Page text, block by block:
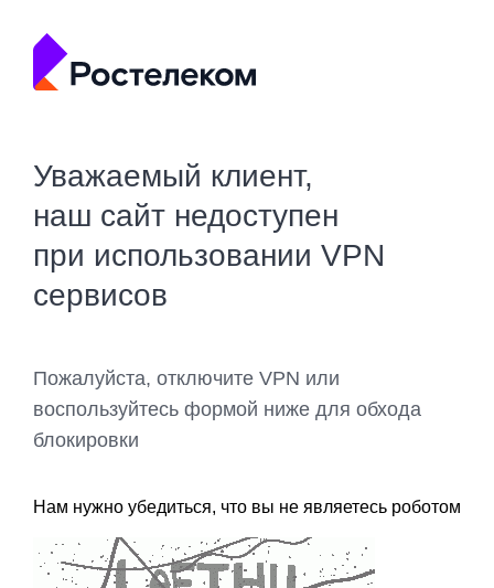
Уважаемый клиент,
наш сайт недоступен
при использовании VPN
сервисов
Пожалуйста, отключите VPN или
воспользуйтесь формой ниже для обхода
блокировки
Нам нужно убедиться, что вы не являетесь роботом